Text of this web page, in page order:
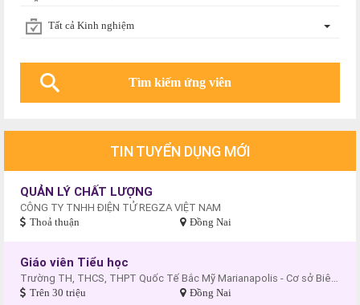
Tất cả Kinh nghiệm
TIN TUYỂN DỤNG MỚI
QUẢN LÝ CHẤT LƯỢNG
CÔNG TY TNHH ĐIỆN TỬ REGZA VIỆT NAM
Thoả thuận Đồng Nai
Giáo viên Tiểu học
Trường TH, THCS, THPT Quốc Tế Bắc Mỹ Marianapolis - Cơ sở Biên Hòa
Trên 30 triệu Đồng Nai